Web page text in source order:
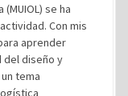
se ha
Con mis
aprender
del diseño y
tema